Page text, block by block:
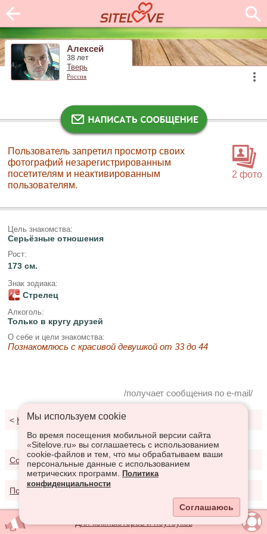
Алексей
38 лет
Тверь
Россия
2 фото
Пользователь запретил просмотр своих
фотографий незарегистрированным
посетителям и неактивированным
пользователям.
Цель знакомства:
Серьёзные отношения
Рост:
173 см.
Знак зодиака:
Стрелец
Алкоголь:
Только в кругу друзей
О себе и цели знакомства:
Познакомлюсь с красивой девушкой от 33 до 44
/получает сообщения по e-mail/
< К результатам поиска
Соглашение о предоставлении услуг
Политика конфиденциальности
Мы используем сookie
Во время посещения мобильной версии сайта
«Sitelove.ru» вы соглашаетесь с использованием
cookie-файлов и тем, что мы обрабатываем ваши
персональные данные с использованием
метрических программ.
Политика
конфиденциальности
Соглашаюсь
Для компьютеров и ноутбуков